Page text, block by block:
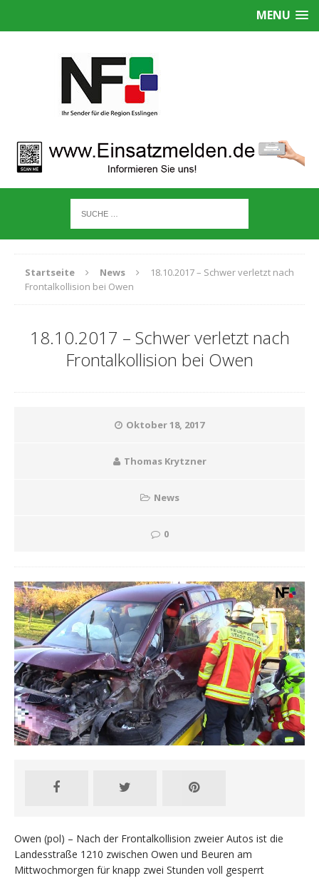
MENU
Startseite News
18.10.2017 – Schwer verletzt nach
Frontalkollision bei Owen
18.10.2017 – Schwer verletzt nach
Frontalkollision bei Owen
Oktober 18, 2017
Thomas Krytzner
News
0
Owen (pol) – Nach der Frontalkollision zweier Autos ist die
Landesstraße 1210 zwischen Owen und Beuren am
Mittwochmorgen für knapp zwei Stunden voll gesperrt